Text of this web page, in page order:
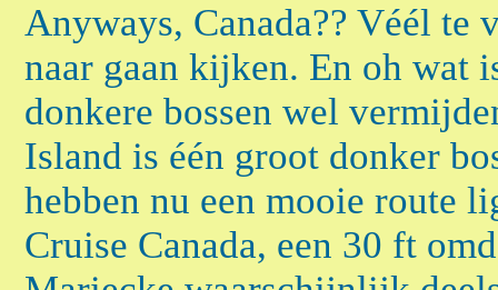
Anyways, Canada?? Véél te
naar gaan kijken. En oh wat
donkere bossen wel
Island is één groot donker
hebben nu een mooie route
Cruise Canada, een 30 ft